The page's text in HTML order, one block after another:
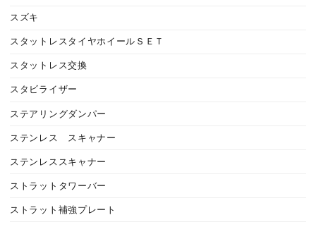
スズキ
スタットレスタイヤホイールＳＥＴ
スタットレス交換
スタビライザー
ステアリングダンパー
ステンレス スキャナー
ステンレススキャナー
ストラットタワーバー
ストラット補強プレート